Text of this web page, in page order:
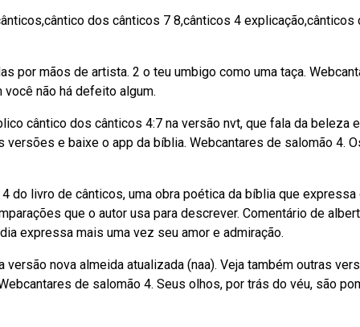
dos cânticos 7 8,cânticos 4 explicação,cânticos
por mãos de artista. 2 o teu umbigo como uma taça.
você não há defeito algum.
cântico dos cânticos 4:7 na versão nvt, que fala da beleza
e baixe o app da bíblia. Webcantares de salomão 4.
do livro de cânticos, uma obra poética da bíblia que expressa
que o autor usa para descrever. Comentário de albert
expressa mais uma vez seu amor e admiração.
nova almeida atualizada (naa). Veja também outras
de salomão 4. Seus olhos, por trás do véu, são